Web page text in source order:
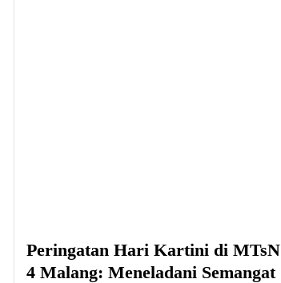
Peringatan Hari Kartini di MTsN
4 Malang: Meneladani Semangat